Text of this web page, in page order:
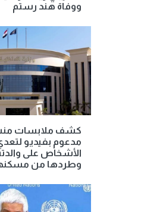
ووفاة هند رستم
كشف ملابسات
مدعوم بفيديو
الأشخاص على
وطردها من